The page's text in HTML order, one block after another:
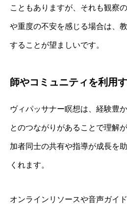
こともありますが、それも観察
や重度の不安を感じる場合は、
することが望ましいです。
師やコミュニティを利用
ヴィパッサナー瞑想は、経験豊
とのつながりがあることで理解
加者同士の共有や指導が成長を
くれます。
オンラインリソースや音声ガイ